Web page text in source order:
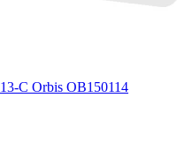
C Orbis OB150114